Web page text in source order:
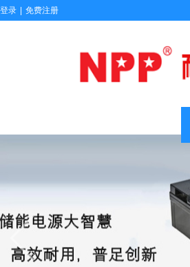
登录 免费注册